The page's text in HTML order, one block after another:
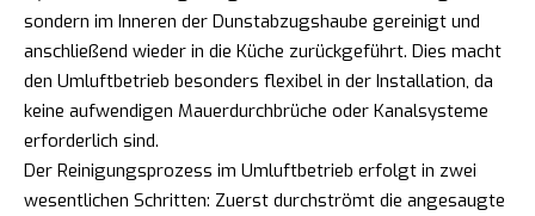
sondern im Inneren der Dunstabzugshaube gereinigt und
anschließend wieder in die Küche zurückgeführt. Dies macht
den Umluftbetrieb besonders flexibel in der Installation, da
keine aufwendigen Mauerdurchbrüche oder Kanalsysteme
erforderlich sind.
Der Reinigungsprozess im Umluftbetrieb erfolgt in zwei
wesentlichen Schritten: Zuerst durchströmt die angesaugte